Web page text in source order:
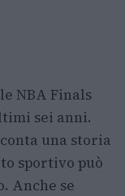
NBA Finals
sei anni.
una storia
sportivo può
Anche se